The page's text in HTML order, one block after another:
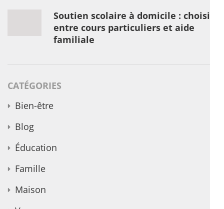
Soutien scolaire à domicile : choisir
entre cours particuliers et aide
familiale
CATÉGORIES
Bien-être
Blog
Éducation
Famille
Maison